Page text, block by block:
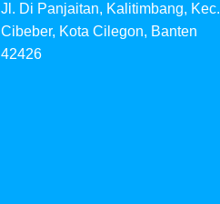
Jl. Di Panjaitan, Kalitimbang, Kec.
Cibeber, Kota Cilegon, Banten
42426